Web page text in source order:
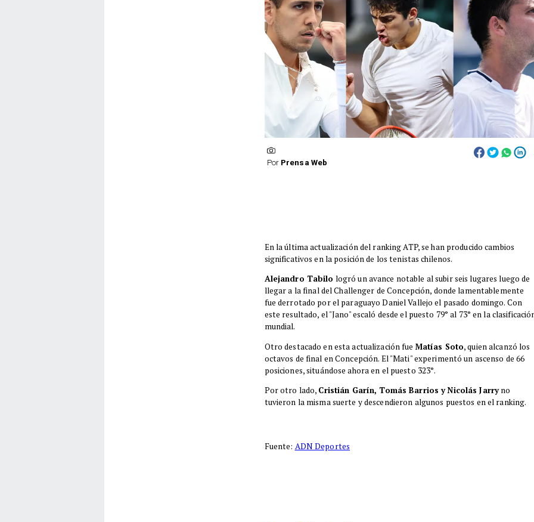
Por Prensa Web
En la última actualización del ranking ATP, se han producido cambios
significativos en la posición de los tenistas chilenos.
Alejandro Tabilo logró un avance notable al subir seis lugares luego de
llegar a la final del Challenger de Concepción, donde lamentablemente
fue derrotado por el paraguayo Daniel Vallejo el pasado domingo. Con
este resultado, el "Jano" escaló desde el puesto 79° al 73° en la
mundial.
Otro destacado en esta actualización fue Matías Soto, quien alcanzó los
octavos de final en Concepción. El "Mati" experimentó un ascenso de 66
posiciones, situándose ahora en el puesto 323°.
Por otro lado, Cristián Garín, Tomás Barrios y Nicolás Jarryno
tuvieron la misma suerte y descendieron algunos puestos en el ranking.
Fuente: ADN Deportes